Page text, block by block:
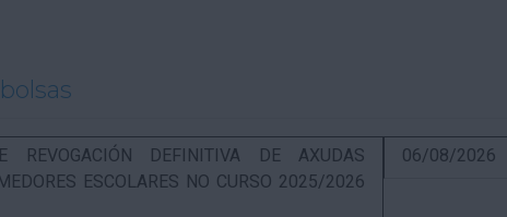
REVOGACIÓN DEFINITIVA DE AXUDAS
ESCOLARES NO CURSO 2025/2026
06/08/2026